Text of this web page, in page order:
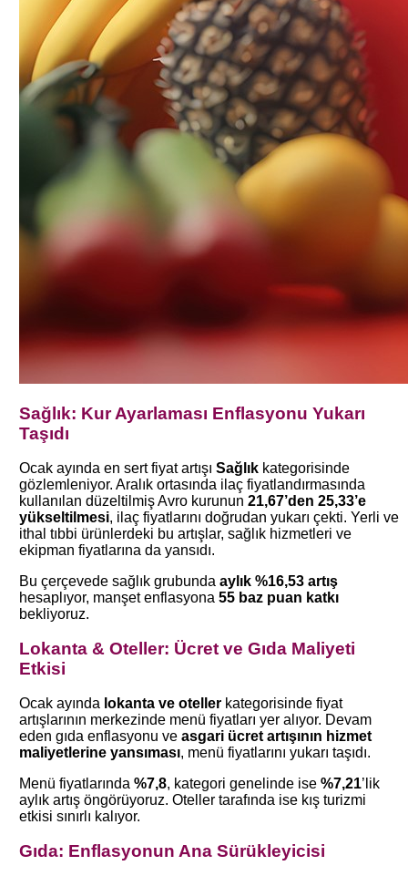
Sağlık: Kur Ayarlaması Enflasyonu Yukarı
Taşıdı
Ocak ayında en sert fiyat artışı Sağlık kategorisinde
gözlemleniyor. Aralık ortasında ilaç fiyatlandırmasında
kullanılan düzeltilmiş Avro kurunun 21,67’den 25,33’e
yükseltilmesi, ilaç fiyatlarını doğrudan yukarı çekti. Yerli ve
ithal tıbbi ürünlerdeki bu artışlar, sağlık hizmetleri ve
ekipman fiyatlarına da yansıdı.
Bu çerçevede sağlık grubunda aylık %16,53 artış
hesaplıyor, manşet enflasyona 55 baz puan katkı
bekliyoruz.
Lokanta & Oteller: Ücret ve Gıda Maliyeti
Etkisi
Ocak ayında lokanta ve oteller kategorisinde fiyat
artışlarının merkezinde menü fiyatları yer alıyor. Devam
eden gıda enflasyonu ve asgari ücret artışının hizmet
maliyetlerine yansıması, menü fiyatlarını yukarı taşıdı.
Menü fiyatlarında %7,8, kategori genelinde ise %7,21’lik
aylık artış öngörüyoruz. Oteller tarafında ise kış turizmi
etkisi sınırlı kalıyor.
Gıda: Enflasyonun Ana Sürükleyicisi